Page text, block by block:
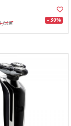
- 30%